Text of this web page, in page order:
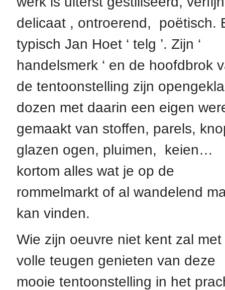
delicaat , ontroerend, poëtisch.
typisch Jan Hoet ‘ telg ’. Zijn ‘
handelsmerk ‘ en de hoofdbrok
de tentoonstelling zijn
dozen met daarin een eigen
gemaakt van stoffen, parels,
glazen ogen, pluimen, keien…
kortom alles wat je op de
rommelmarkt of al wandelend
kan vinden.
Wie zijn oeuvre niet kent zal met
volle teugen genieten van deze
mooie tentoonstelling in het